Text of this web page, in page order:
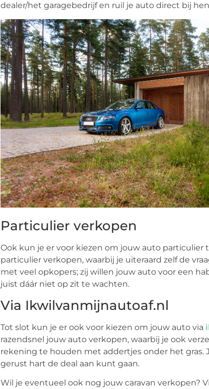
dealer/het garagebedrijf en ruil je auto direct bij
Particulier verkopen
Ook kun je er voor kiezen om jouw auto
particulier verkopen, waarbij je uiteraard zelf de
met veel opkopers; zij willen jouw auto voor een
juist dáár niet op zit te wachten.
Via Ikwilvanmijnautoaf.nl
Tot slot kun je er ook voor kiezen om jouw auto via
razendsnel jouw auto verkopen, waarbij je ook
rekening te houden met addertjes onder het gras.
gerust hart de deal aan kunt gaan.
Wil je eventueel ook nog jouw caravan verkopen?